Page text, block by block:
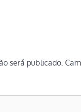
será publicado.